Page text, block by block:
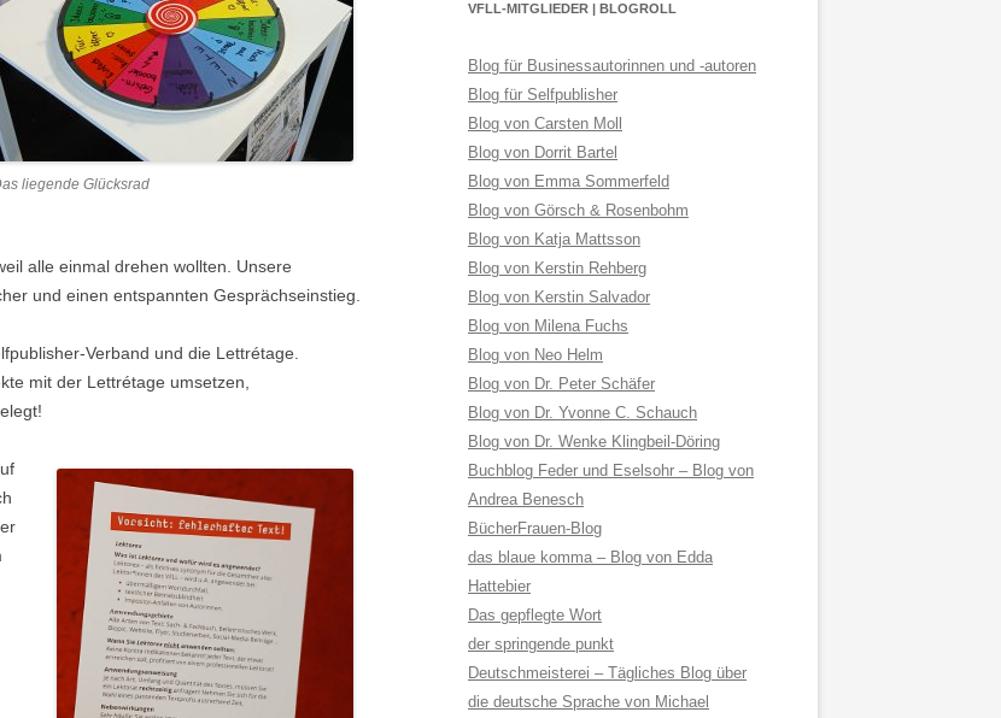
liegende Glücksrad
alle einmal drehen wollten. Unsere
und einen entspannten Gesprächseinstieg.
Verband und die Lettrétage.
mit der Lettrétage umsetzen,
VFLL-MITGLIEDER | BLOGROLL
Blog für Businessautorinnen und -autoren
Blog für Selfpublisher
Blog von Carsten Moll
Blog von Dorrit Bartel
Blog von Emma Sommerfeld
Blog von Görsch & Rosenbohm
Blog von Katja Mattsson
Blog von Kerstin Rehberg
Blog von Kerstin Salvador
Blog von Milena Fuchs
Blog von Neo Helm
Blog von Dr. Peter Schäfer
Blog von Dr. Yvonne C. Schauch
Blog von Dr. Wenke Klingbeil-Döring
Buchblog Feder und Eselsohr – Blog von
Andrea Benesch
BücherFrauen-Blog
das blaue komma – Blog von Edda
Hattebier
Das gepflegte Wort
der springende punkt
Deutschmeisterei – Tägliches Blog über
die deutsche Sprache von Michael